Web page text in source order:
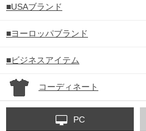
■USAブランド
■ヨーロッパブランド
■ビジネスアイテム
コーディネート
PC